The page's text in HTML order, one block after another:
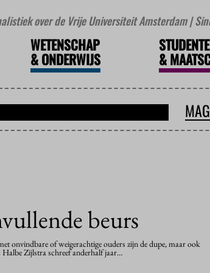
over de Vrije Universiteit Amsterdam |
WETENSCHAP
&ONDERWIJS &
beurs
onvindbare of weigerachtige ouders zijn de dupe, maar ook
Halbe Zijlstra schreef anderhalf jaar…